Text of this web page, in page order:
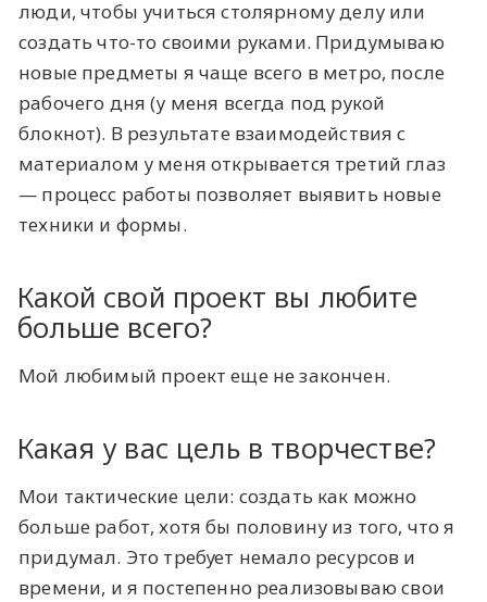
люди, чтобы учиться столярному делу или
создать что-то своими руками. Придумываю
новые предметы я чаще всего в метро, после
рабочего дня (у меня всегда под рукой
блокнот). В результате взаимодействия с
материалом у меня открывается третий глаз
— процесс работы позволяет выявить новые
техники и формы.
Какой свой проект вы любите
больше всего?
Мой любимый проект еще не закончен.
Какая у вас цель в творчестве?
Мои тактические цели: создать как можно
больше работ, хотя бы половину из того, что я
придумал. Это требует немало ресурсов и
времени, и я постепенно реализовываю свои